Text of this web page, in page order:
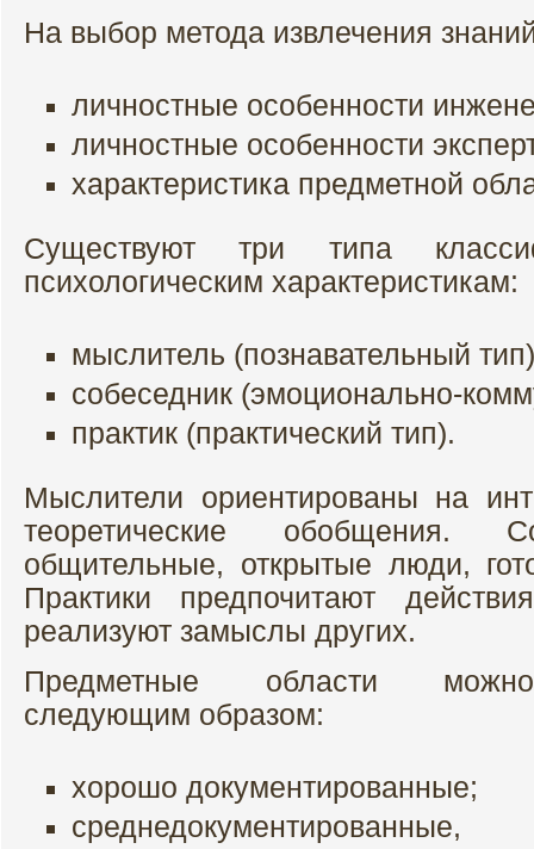
На выбор метода извлечения
личностные особенности
личностные особенности
характеристика предметной
Существуют три типа
психологическим характеристикам:
мыслитель (познавательный
собеседник (эмоционально-
практик (практический тип).
Мыслители ориентированы на
теоретические обобщения.
общительные, открытые люди,
Практики предпочитают
реализуют замыслы других.
Предметные области можно
следующим образом:
хорошо документированные;
среднедокументированные,